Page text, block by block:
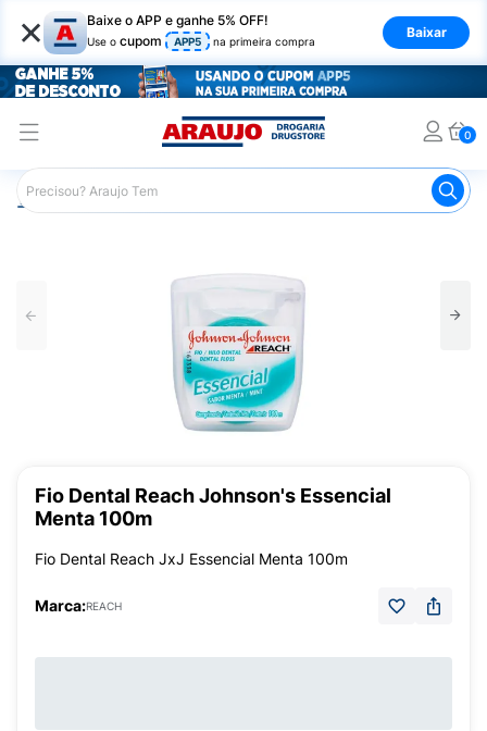
× Baixe o APP e ganhe 5% OFF!
Use o cupom APP5 na primeira compra
Baixar
0
Araujo Higiene Pessoal Fio Dental
Fio Dental Reach Johnson's Essencial
Menta 100m
Fio Dental Reach JxJ Essencial Menta 100m
Marca:REACH